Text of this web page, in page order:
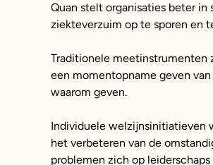
Quan stelt organisaties beter
ziekteverzuim op te sporen en
Traditionele meetinstrumenten
een momentopname geven
waarom geven.
Individuele welzijnsinitiatieven
het verbeteren van de
problemen zich op